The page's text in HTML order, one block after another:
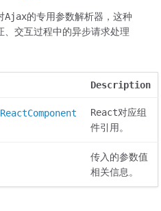
的专用参数解析器，这种
交互过程中的异步请求处理
Description
ReactComponent
React对应组
件引用。
传入的参数值
相关信息。